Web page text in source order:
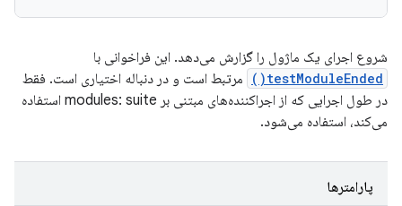
شروع اجرای یک ماژول را گزارش می‌دهد. این فراخوانی با
testModuleEnded()
مرتبط است و در دنباله اختیاری است. فقط
در طول اجرایی که از اجراکننده‌های مبتنی بر modules: suite استفاده
می‌کند، استفاده می‌شود.
پارامترها